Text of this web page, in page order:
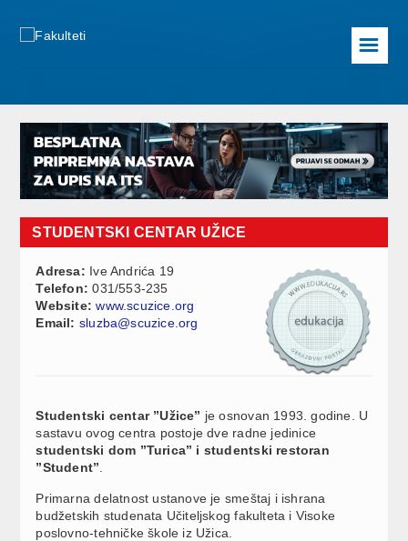
☰
STUDENTSKI CENTAR UŽICE
Adresa: Ive Andrića 19
Telefon: 031/553-235
Website: www.scuzice.org
Email: sluzba@scuzice.org
Studentski centar ”Užice” je osnovan 1993. godine. U
sastavu ovog centra postoje dve radne jedinice
studentski dom ”Turica” i studentski restoran
”Student”
Primarna delatnost ustanove je smeštaj i ishrana
budžetskih studenata Učiteljskog fakulteta i Visoke
poslovno-tehničke škole iz Užica.